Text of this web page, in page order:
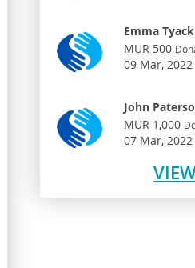
Emma Tyack
MUR 500
09 Mar, 2022
John
MUR 1,000
07 Mar, 2022